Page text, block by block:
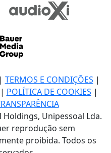
TERMOS E CONDIÇÕES |
| POLÍTICA DE COOKIES |
Unipessoal Lda.
reprodução sem
proibida. Todos os